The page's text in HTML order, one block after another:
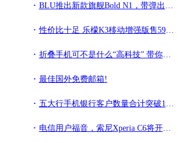
BLU推出新款旗舰Bold N1，带弹出式自拍相机!
性价比十足 乐檬K3移动增强版售599元!
折叠手机可不是什么“高科技” 带你细数历史上出现过的折叠产品!
最佳国外免费邮箱!
五大行手机银行客户数量合计突破10亿户!
电信用户福音，索尼Xperia C6将开启索尼手机全网通时代!